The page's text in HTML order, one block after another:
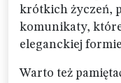
krótkich życzeń,
komunikaty,
eleganckiej
Warto też